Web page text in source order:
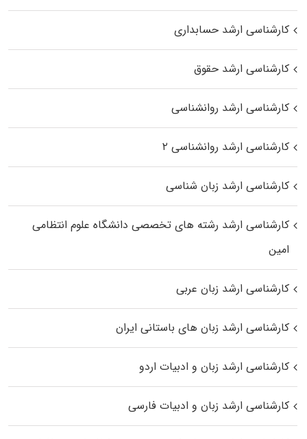
کارشناسی ارشد حسابداری
کارشناسی ارشد حقوق
کارشناسی ارشد روانشناسی
کارشناسی ارشد روانشناسی ۲
کارشناسی ارشد زبان شناسی
کارشناسی ارشد رﺷﺘﻪ ﻫﺎی تخصصی داﻧﺸﮕﺎه ﻋﻠﻮم انتظامی
اﻣﻴﻦ
کارشناسی ارشد زبان عربی
کارشناسی ارشد زبان‌ های باستانی ایران
کارشناسی ارشد زبان و ادبیات اردو
کارشناسی ارشد زبان و ادبیات فارسی